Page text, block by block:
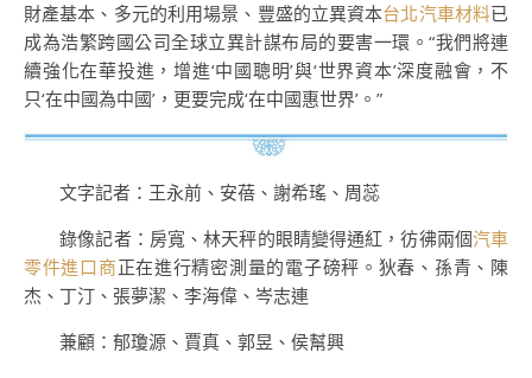
財產基本、多元的利用場景、豐盛的立異資本台北汽車材料已
成為浩繁跨國公司全球立異計謀布局的要害一環。“我們將連
續強化在華投進，增進‘中國聰明’與‘世界資本’深度融會，不
只‘在中國為中國’，更要完成‘在中國惠世界’。”
文字記者：王永前、安蓓、謝希瑤、周蕊
錄像記者：房寬、林天秤的眼睛變得通紅，彷彿兩個汽車
零件進口商正在進行精密測量的電子磅秤。狄春、孫青、陳
杰、丁汀、張夢潔、李海偉、岑志連
兼顧：郁瓊源、賈真、郭昱、侯幫興